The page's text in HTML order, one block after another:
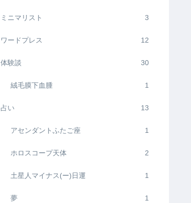
ミニマリスト 3
ワードプレス 12
体験談 30
絨毛膜下血腫 1
占い 13
アセンダントふたご座 1
ホロスコープ天体 2
土星人マイナス(ー)日運 1
夢 1